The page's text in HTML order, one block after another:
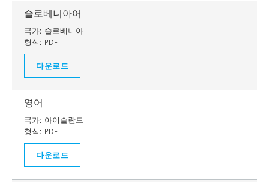
슬로베니아어
국가: 슬로베니아
형식: PDF
다운로드
영어
국가: 아이슬란드
형식: PDF
다운로드